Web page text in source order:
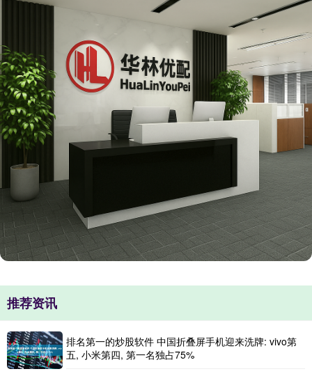
推荐资讯
排名第一的炒股软件 中国折叠屏手机迎来洗牌: vivo第
五, 小米第四, 第一名独占75%